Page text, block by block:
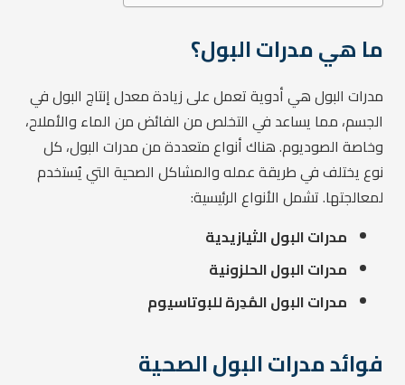
ما هي مدرات البول؟
مدرات البول هي أدوية تعمل على زيادة معدل إنتاج البول في
الجسم، مما يساعد في التخلص من الفائض من الماء والأملاح،
وخاصة الصوديوم. هناك أنواع متعددة من مدرات البول، كل
نوع يختلف في طريقة عمله والمشاكل الصحية التي يُستخدم
لمعالجتها. تشمل الأنواع الرئيسية:
مدرات البول الثيازيدية
مدرات البول الحلزونية
مدرات البول المُدِرة للبوتاسيوم
فوائد مدرات البول الصحية